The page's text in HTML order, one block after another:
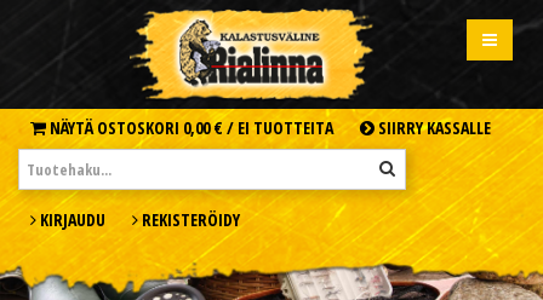
NÄYTÄ OSTOSKORI 0,00 € / EI TUOTTEITA SIIRRY KASSALLE
KIRJAUDU REKISTERÖIDY